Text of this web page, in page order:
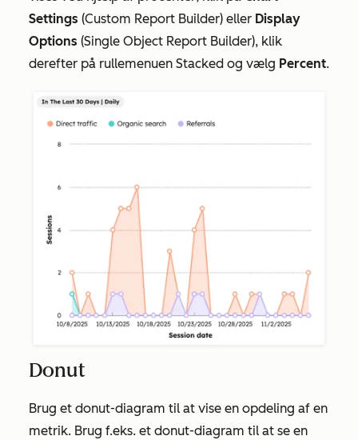
Settings (Custom Report Builder) eller Display
Options (Single Object Report Builder), klik
derefter på rullemenuen Stacked og vælg Percent.
Donut
Brug et donut-diagram til at vise en opdeling af en
metrik. Brug f.eks. et donut-diagram til at se en